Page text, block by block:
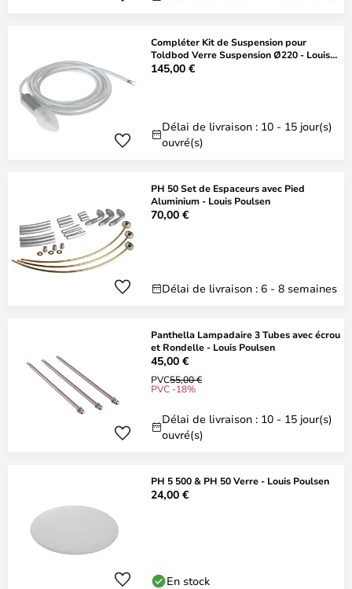
Compléter Kit de Suspension pour
Toldbod Verre Suspension Ø220 - Louis
Poulsen
145,00 €
Délai de livraison : 10 - 15 jour(s)
ouvré(s)
PH 50 Set de Espaceurs avec Pied
Aluminium - Louis Poulsen
70,00 €
Délai de livraison : 6 - 8 semaines
Panthella Lampadaire 3 Tubes avec écrou
et Rondelle - Louis Poulsen
45,00 €
PVC55,00 €
PVC -18%
Délai de livraison : 10 - 15 jour(s)
ouvré(s)
PH 5 500 & PH 50 Verre - Louis Poulsen
24,00 €
En stock